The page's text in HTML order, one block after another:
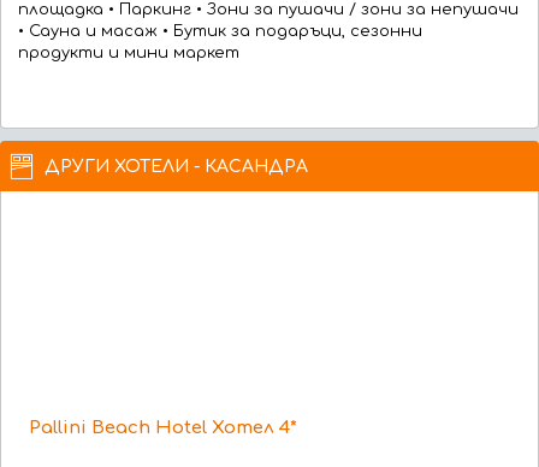
площадка • Паркинг • Зони за пушачи / зони за непушачи
• Сауна и масаж • Бутик за подаръци, сезонни
продукти и мини маркет
ДРУГИ ХОТЕЛИ - КАСАНДРА
Pallini Beach Hotel Хотел 4*